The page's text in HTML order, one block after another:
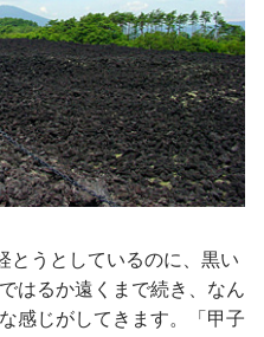
うとしているのに、黒い
はるか遠くまで続き、なん
感じがしてきます。「甲子